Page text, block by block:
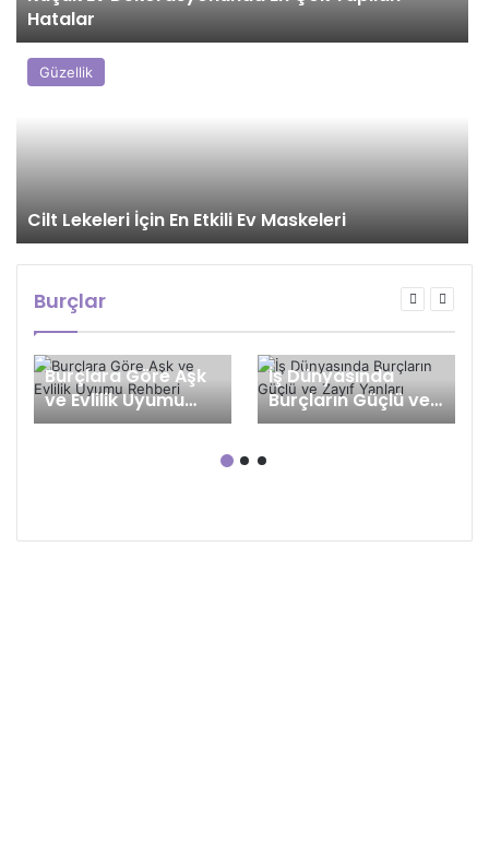
Hatalar
Güzellik
Cilt Lekeleri İçin En Etkili Ev Maskeleri
Burçlar
Burçlara Göre Aşk
ve Evlilik Uyumu
Rehberi
İş Dünyasında
Burçların Güçlü ve
Zayıf Yanları